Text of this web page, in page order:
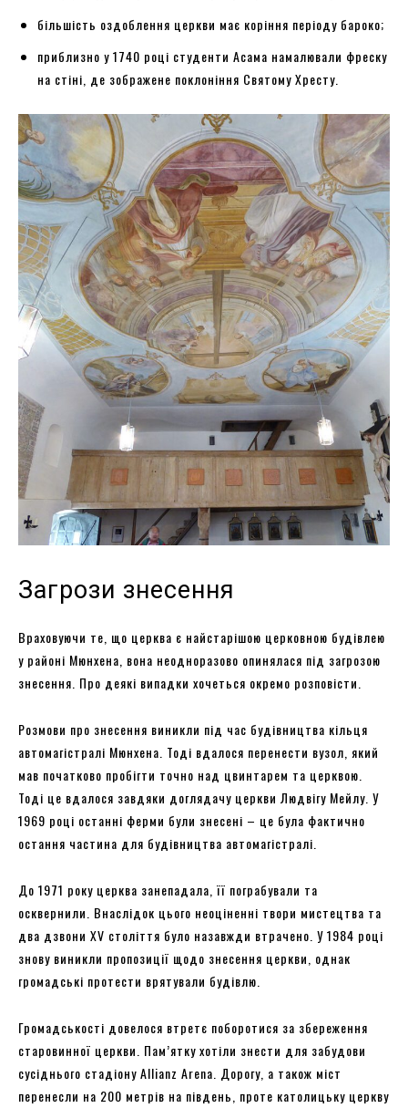
більшість оздоблення церкви має коріння періоду бароко;
приблизно у 1740 році студенти Асама намалювали фреску
на стіні, де зображене поклоніння Святому Хресту.
Загрози знесення
Враховуючи те, що церква є найстарішою церковною будівлею
у районі Мюнхена, вона неодноразово опинялася під загрозою
знесення. Про деякі випадки хочеться окремо розповісти.
Розмови про знесення виникли під час будівництва кільця
автомагістралі Мюнхена. Тоді вдалося перенести вузол, який
мав початково пробігти точно над цвинтарем та церквою.
Тоді це вдалося завдяки доглядачу церкви Людвігу Мейлу. У
1969 році останні ферми були знесені – це була фактично
остання частина для будівництва автомагістралі.
До 1971 року церква занепадала, її пограбували та
осквернили. Внаслідок цього неоціненні твори мистецтва та
два дзвони XV століття було назавжди втрачено. У 1984 році
знову виникли пропозиції щодо знесення церкви, однак
громадські протести врятували будівлю.
Громадськості довелося втретє поборотися за збереження
старовинної церкви. Пам’ятку хотіли знести для забудови
сусіднього стадіону Allianz Arena. Дорогу, а також міст
перенесли на 200 метрів на південь, проте католицьку церкву